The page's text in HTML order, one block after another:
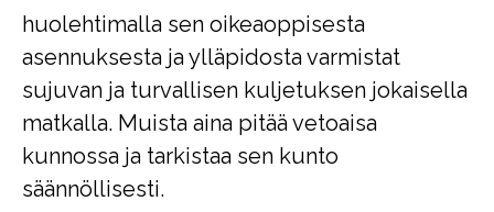
huolehtimalla sen oikeaoppisesta
asennuksesta ja ylläpidosta varmistat
sujuvan ja turvallisen kuljetuksen jokaisella
matkalla. Muista aina pitää vetoaisa
kunnossa ja tarkistaa sen kunto
säännöllisesti.